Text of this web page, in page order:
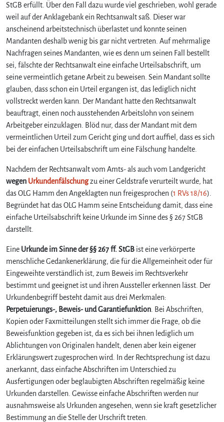
StGB erfüllt. Über den Fall dazu wurde viel geschrieben, wohl gerade
weil auf der Anklagebank ein Rechtsanwalt saß. Dieser war
anscheinend arbeitstechnisch überlastet und konnte seinen
Mandanten deshalb wenig bis gar nicht vertreten. Auf mehrmalige
Nachfragen seines Mandanten, wie es denn um seinen Fall bestellt
sei, fälschte der Rechtsanwalt eine einfache Urteilsabschrift, um
seine vermeintlich getane Arbeit zu beweisen. Sein Mandant sollte
glauben, dass schon ein Urteil ergangen ist, das lediglich nicht
vollstreckt werden kann. Der Mandant hatte den Rechtsanwalt
beauftragt, einen noch ausstehenden Arbeitslohn von seinem
Arbeitgeber einzuklagen. Blöd nur, dass der Mandant mit dem
vermeintlichen Urteil zum Gericht ging und dort auffiel, dass es sich
bei der einfachen Urteilsabschrift um eine Fälschung handelte.
Nachdem der Rechtsanwalt vom Amts- als auch vom Landgericht
wegen Urkundenfälschungzu einer Geldstrafe verurteilt wurde, hat
das OLG Hamm den Angeklagten nun freigesprochen (1 RVs 18/16).
Begründet hat das OLG Hamm seine Entscheidung damit, dass eine
einfache Urteilsabschrift keine Urkunde im Sinne des § 267 StGB
darstellt.
Eine Urkunde im Sinne der §§ 267 ff. StGB ist eine verkörperte
menschliche Gedankenerklärung, die für die Allgemeinheit oder für
Eingeweihte verständlich ist, zum Beweis im Rechtsverkehr
bestimmt und geeignet ist und ihren Aussteller erkennen lässt. Der
Urkundenbegriff besteht damit aus drei Merkmalen:
Perpetuierungs-, Beweis- und Garantiefunktion . Bei Abschriften,
Kopien oder Faxmitteilungen stellt sich immer die Frage, ob die
Beweisfunktion gegeben ist, da es sich bei ihnen lediglich um
Ablichtungen von Originalen handelt, denen aber kein eigener
Erklärungswert zugesprochen wird. In der Rechtsprechung ist dazu
anerkannt, dass einfache Abschriften im Unterschied zu
Ausfertigungen oder beglaubigten Abschriften regelmäßig keine
Urkunden darstellen. Gewisse einfache Abschriften werden nur
ausnahmsweise als Urkunden angesehen, wenn sie kraft gesetzlicher
Bestimmung an die Stelle der Urschrift treten.